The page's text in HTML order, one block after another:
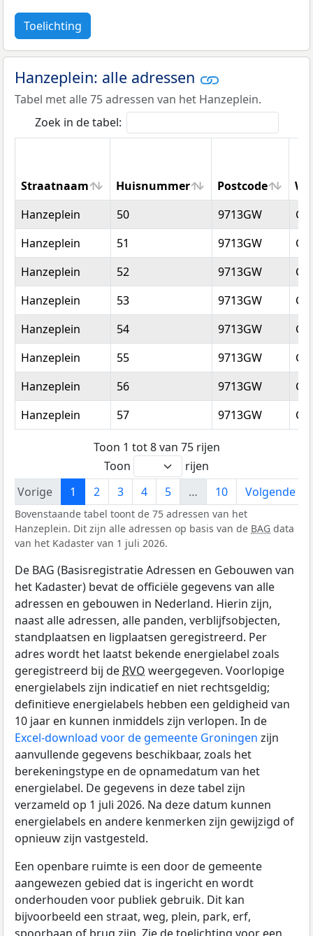
Toelichting
Hanzeplein: alle adressen
Tabel met alle 75 adressen van het Hanzeplein.
Zoek in de tabel:
Straatnaam Huisnummer Postcode
Straatnaam
Huisnummer Postcode
Hanzeplein 50 9713GW
Hanzeplein
51 9713GW
Hanzeplein
52 9713GW
Hanzeplein
53 9713GW
Hanzeplein
54 9713GW
Hanzeplein
55 9713GW
Hanzeplein
56 9713GW
Hanzeplein
57 9713GW
Toon 1 tot 8 van 75 rijen
Toon
rijen
Vorige
1 2 3 4 5 … 10 Volgende
Bovenstaande tabel toont de 75 adressen van het
Hanzeplein. Dit zijn alle adressen op basis van de BAG data
van het Kadaster van 1 juli 2026.
De BAG (Basisregistratie Adressen en Gebouwen van
het Kadaster) bevat de officiële gegevens van alle
adressen en gebouwen in Nederland. Hierin zijn,
naast alle adressen, alle panden, verblijfsobjecten,
standplaatsen en ligplaatsen geregistreerd. Per
adres wordt het laatst bekende energielabel zoals
geregistreerd bij de RVO weergegeven. Voorlopige
energielabels zijn indicatief en niet rechtsgeldig;
definitieve energielabels hebben een geldigheid van
10 jaar en kunnen inmiddels zijn verlopen. In de
Excel-download voor de gemeente Groningen zijn
aanvullende gegevens beschikbaar, zoals het
berekeningstype en de opnamedatum van het
energielabel. De gegevens in deze tabel zijn
verzameld op 1 juli 2026. Na deze datum kunnen
energielabels en andere kenmerken zijn gewijzigd of
opnieuw zijn vastgesteld.
Een openbare ruimte is een door de gemeente
aangewezen gebied dat is ingericht en wordt
onderhouden voor publiek gebruik. Dit kan
bijvoorbeeld een straat, weg, plein, park, erf,